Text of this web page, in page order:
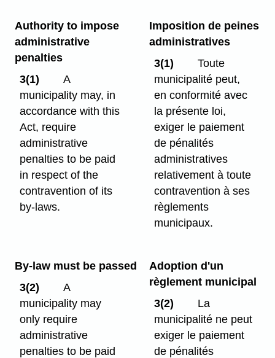
Authority to impose
administrative
penalties
3(1)
A
municipality may, in
accordance with this
Act, require
administrative
penalties to be paid
in respect of the
contravention of its
by-laws.
Imposition de peines
administratives
3(1)
Toute
municipalité peut,
en conformité avec
la présente loi,
exiger le paiement
de pénalités
administratives
relativement à toute
contravention à ses
règlements
municipaux.
By-law must be passed
3(2)
A
municipality may
only require
administrative
penalties to be paid
Adoption d'un
règlement municipal
3(2)
La
municipalité ne peut
exiger le paiement
de pénalités